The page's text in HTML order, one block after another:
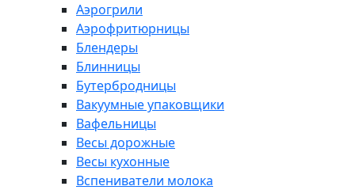
Аэрогрили
Аэрофритюрницы
Блендеры
Блинницы
Бутербродницы
Вакуумные упаковщики
Вафельницы
Весы дорожные
Весы кухонные
Вспениватели молока